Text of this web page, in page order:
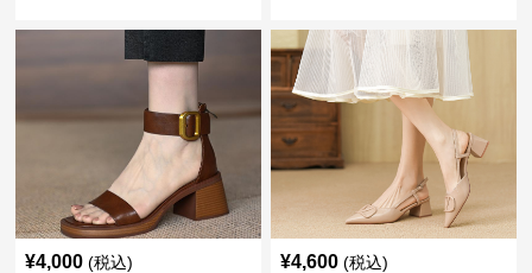
¥4,000 (税込) ¥4,600 (税込)